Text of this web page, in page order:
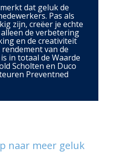
dat geluk de
Pas als
zijn, creëer je echte
de verbetering
en de creativiteit
van de
in totaal de Waarde
Scholten en Duco
Preventned
naar meer geluk